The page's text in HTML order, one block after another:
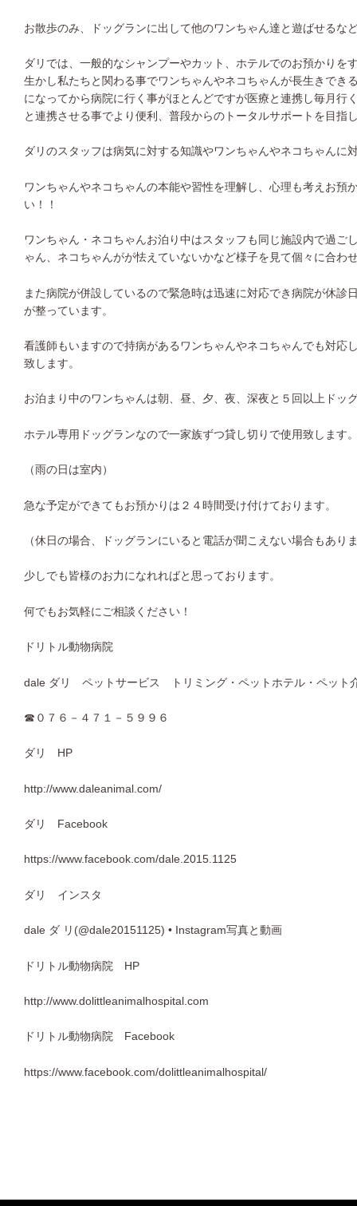
お散歩のみ、ドッグランに出して他のワンちゃん達と遊ばせるな
ダリでは、一般的なシャンプーやカット、ホテルでのお預かりを
生かし私たちと関わる事でワンちゃんやネコちゃんが長生きで
になってから病院に行く事がほとんどですが医療と連携し毎月行
と連携させる事でより便利、普段からのトータルサポートを目指
ダリのスタッフは病気に対する知識やワンちゃんやネコちゃんに
ワンちゃんやネコちゃんの本能や習性を理解し、心理も考えお預
い！！
ワンちゃん・ネコちゃんお泊り中はスタッフも同じ施設内で過ご
ゃん、ネコちゃんがが怯えていないかなど様子を見て個々に合わ
また病院が併設しているので緊急時は迅速に対応でき病院が休診
が整っています。
看護師もいますので持病があるワンちゃんやネコちゃんでも対応
致します。
お泊まり中のワンちゃんは朝、昼、夕、夜、深夜と５回以上ドッ
ホテル専用ドッグランなので一家族ずつ貸し切りで使用致します
（雨の日は室内）
急な予定ができてもお預かりは２４時間受け付けております。
（休日の場合、ドッグランにいると電話が聞こえない場合もあり
少しでも皆様のお力になれればと思っております。
何でもお気軽にご相談ください！
ドリトル動物病院
dale ダリ ペットサービス トリミング・ペットホテル・ペット
☎ ０７６－４７１－５９９６
ダリ HP
http://www.daleanimal.com/
ダリ Facebook
https://www.facebook.com/dale.2015.1125
ダリ インスタ
dale ダ リ (@dale20151125) • Instagram写真と動画
ドリトル動物病院 HP
http://www.dolittleanimalhospital.com
ドリトル動物病院 Facebook
https://www.facebook.com/dolittleanimalhospital/